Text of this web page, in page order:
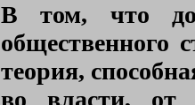
В том, что
общественного
теория,